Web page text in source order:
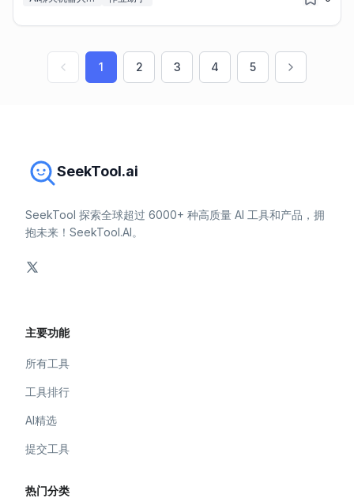
1 2 3 4 5
SeekTool.ai
SeekTool 探索全球超过 6000+ 种高质量 AI 工具和产品，拥
抱未来！SeekTool.AI。
主要功能
所有工具
工具排行
AI精选
提交工具
热门分类